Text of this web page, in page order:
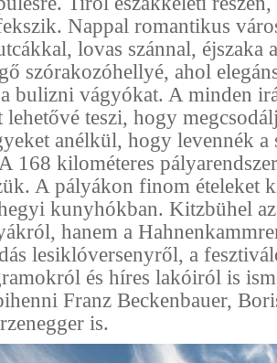
Nappal romantikus
lovas szánnal, éjszaka
szórakozóhellyé, ahol
bulizni vágyókat. A minden
teszi, hogy
anélkül, hogy levennék a
168 kilométeres
A pályákon finom ételeket
kunyhókban. Kitzbühel
hanem a
lesiklóversenyről, a
és híres lakóiról is
Franz Beckenbauer,
is.